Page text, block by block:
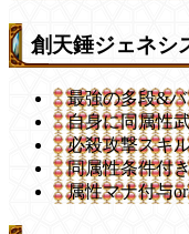
創天錘ジェネシ
最強の多段&
自身に同属性
必殺攻撃スキ
同属性条件付
属性マナ付与